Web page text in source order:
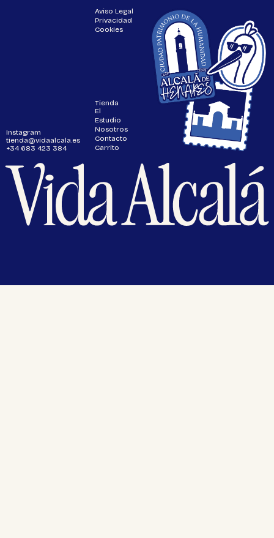
Instagram
tienda@vidaalcala.es
+34 683 423 384
Tienda
El
Estudio
Nosotros
Contacto
Carrito
Aviso Legal
Privacidad
Cookies